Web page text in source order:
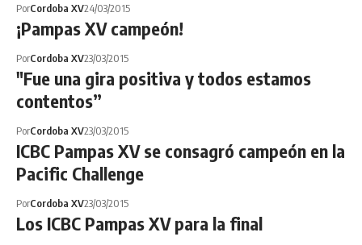
PorCordoba XV24/03/2015
¡Pampas XV campeón!
PorCordoba XV23/03/2015
"Fue una gira positiva y todos estamos
contentos”
PorCordoba XV23/03/2015
ICBC Pampas XV se consagró campeón en la
Pacific Challenge
PorCordoba XV23/03/2015
Los ICBC Pampas XV para la final